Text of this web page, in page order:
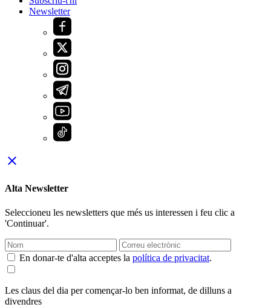
Newsletter
close
Alta Newsletter
Seleccioneu les newsletters que més us interessen i feu clic a
'Continuar'.
En donar-te d'alta acceptes la política de privacitat.
Les claus del dia per començar-lo ben informat, de dilluns a
divendres